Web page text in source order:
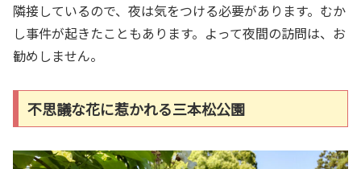
隣接しているので、夜は気をつける必要があります。むか
し事件が起きたこともあります。よって夜間の訪問は、お
勧めしません。
不思議な花に惹かれる三本松公園